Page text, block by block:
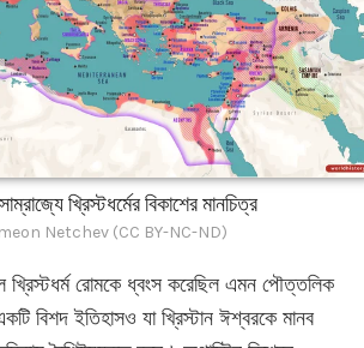
খ্রিস্টধর্মের বিকাশের মানচিত্র
Netchev (CC BY-NC-ND)
খ্রিস্টধর্ম রোমকে ধ্বংস করেছিল এমন পৌত্তলিক
বিশদ ইতিহাসও যা খ্রিস্টান ঈশ্বরকে মানব